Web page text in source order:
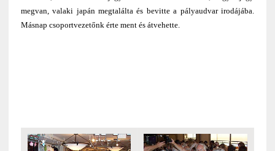
megvan, valaki japán megtalálta és bevitte a pályaudvar irodájába.
Másnap csoportvezetőnk érte ment és átvehette.